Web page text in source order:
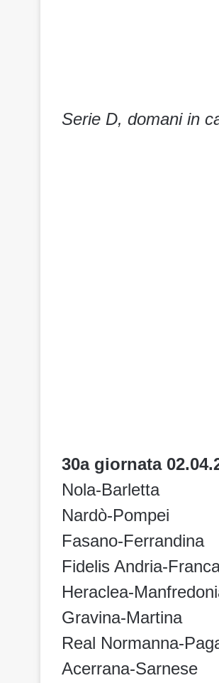
Serie D, domani in
30a giornata
Nola-Barletta
Nardò-Pompei
Fasano-Ferrandina
Fidelis Andria-
Heraclea-
Gravina-Martina
Real Normanna-
Acerrana-Sarnese